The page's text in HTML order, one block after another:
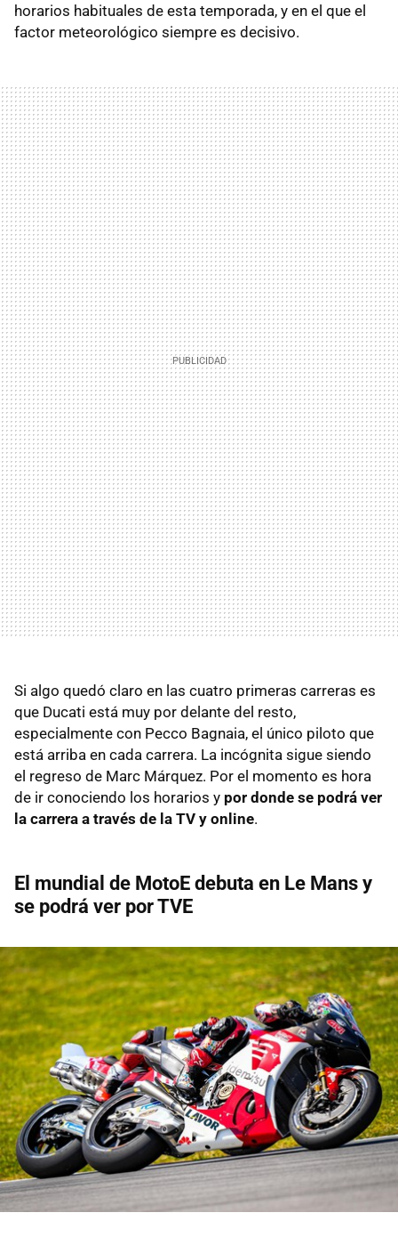
horarios habituales de esta temporada, y en el que el
factor meteorológico siempre es decisivo.
Si algo quedó claro en las cuatro primeras carreras es
que Ducati está muy por delante del resto,
especialmente con Pecco Bagnaia, el único piloto que
está arriba en cada carrera. La incógnita sigue siendo
el regreso de Marc Márquez. Por el momento es hora
de ir conociendo los horarios y por donde se podrá ver
la carrera a través de la TV y online.
El mundial de MotoE debuta en Le Mans y
se podrá ver por TVE